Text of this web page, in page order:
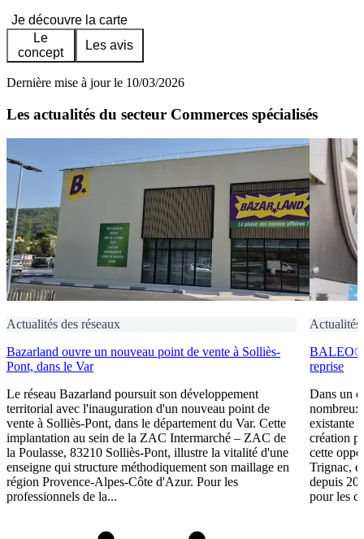
Je découvre la carte
Le
concept
Les avis
Dernière mise à jour le 10/03/2026
Les actualités du secteur Commerces spécialisés
Actualités des réseaux
Bazarland ouvre un nouveau point de vente à Solliès-
Pont, dans le Var
Le réseau Bazarland poursuit son développement
territorial avec l'inauguration d'un nouveau point de
vente à Solliès-Pont, dans le département du Var. Cette
implantation au sein de la ZAC Intermarché – ZAC de
la Poulasse, 83210 Solliès-Pont, illustre la vitalité d'une
enseigne qui structure méthodiquement son maillage en
région Provence-Alpes-Côte d'Azur. Pour les
professionnels de la...
Actualités
BALEO®
reprise
Dans un
nombreux
existante
création
cette
Trignac,
depuis
pour les